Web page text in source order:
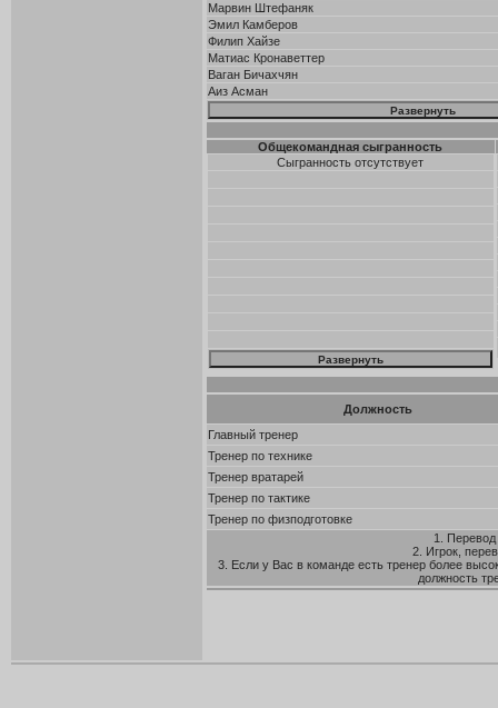
Марвин Штефаняк
Эмил Камберов
Филип Хайзе
Матиас Кронаветтер
Ваган Бичахчян
Аиз Асман
Общекомандная сыгранность
Сыгранность отсутствует
Должность
Главный тренер
Тренер по технике
Тренер вратарей
Тренер по тактике
Тренер по физподготовке
1. Перевод
2. Игрок,
3. Если у Вас в команде есть тренер более
должность